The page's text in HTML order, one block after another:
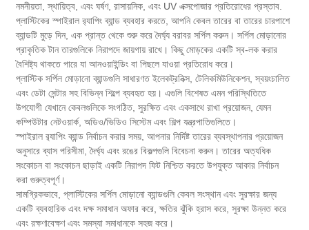
নমনীয়তা, স্থায়িত্ব, এবং ঘর্ষণ, রাসায়নিক, এবং UV এক্সপোজার প্রতিরোধের প্রস্তাব.
প্লাস্টিকের স্পাইরাল র‌্যাপিং ব্যান্ড ব্যবহার করতে, আপনি কেবল তারের বা তারের চারপাশে
ব্যান্ডটি মুড়ে দিন, এক প্রান্ত থেকে শুরু করে দৈর্ঘ্য বরাবর সর্পিল করুন। সর্পিল মোড়ানোর
প্রাকৃতিক টান তারগুলিকে নিরাপদে জায়গায় রাখে। কিছু মোড়কের একটি স্ব-লক করার
বৈশিষ্ট্য থাকতে পারে যা আনওয়াইন্ডিং বা পিছলে যাওয়া প্রতিরোধ করে।
প্লাস্টিক সর্পিল মোড়ানো ব্যান্ডগুলি সাধারণত ইলেকট্রনিক্স, টেলিকমিউনিকেশন, স্বয়ংচালিত
এবং ডেটা সেন্টার সহ বিভিন্ন শিল্পে ব্যবহৃত হয়। এগুলি বিশেষত এমন পরিস্থিতিতে
উপযোগী যেখানে কেবলগুলিকে সংগঠিত, সুরক্ষিত এবং একসাথে রাখা প্রয়োজন, যেমন
কম্পিউটার নেটওয়ার্ক, অডিও/ভিডিও সিস্টেম এবং শিল্প যন্ত্রপাতিগুলিতে।
স্পাইরাল র‌্যাপিং ব্যান্ড নির্বাচন করার সময়, আপনার নির্দিষ্ট তারের ব্যবস্থাপনার প্রয়োজন
অনুসারে ব্যাস পরিসীমা, দৈর্ঘ্য এবং রঙের বিকল্পগুলি বিবেচনা করুন। তারের অত্যধিক
সংকোচন বা সংকোচন ছাড়াই একটি নিরাপদ ফিট নিশ্চিত করতে উপযুক্ত আকার নির্বাচন
করা গুরুত্বপূর্ণ।
সামগ্রিকভাবে, প্লাস্টিকের সর্পিল মোড়ানো ব্যান্ডগুলি কেবল সংস্থান এবং সুরক্ষার জন্য
একটি ব্যবহারিক এবং দক্ষ সমাধান অফার করে, ক্ষতির ঝুঁকি হ্রাস করে, সুরক্ষা উন্নত করে
এবং রক্ষণাবেক্ষণ এবং সমস্যা সমাধানকে সহজ করে।